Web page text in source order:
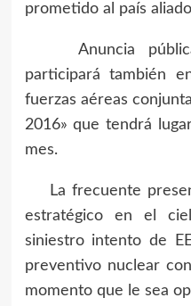
prometido al país
Anuncia
participará también
fuerzas aéreas
2016» que tendrá
mes.
La frecuente
estratégico en el
siniestro intento de
preventivo nuclear
momento que le sea